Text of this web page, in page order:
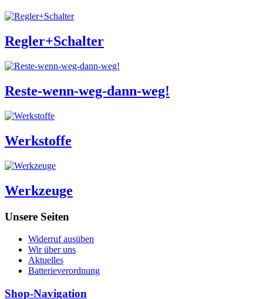
Regler+Schalter
Reste-wenn-weg-dann-weg!
Werkstoffe
Werkzeuge
Unsere Seiten
Widerruf ausüben
Wir über uns
Aktuelles
Batterieverordnung
Shop-Navigation